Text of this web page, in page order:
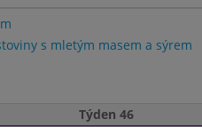
s mletým masem a sýrem
Týden 46